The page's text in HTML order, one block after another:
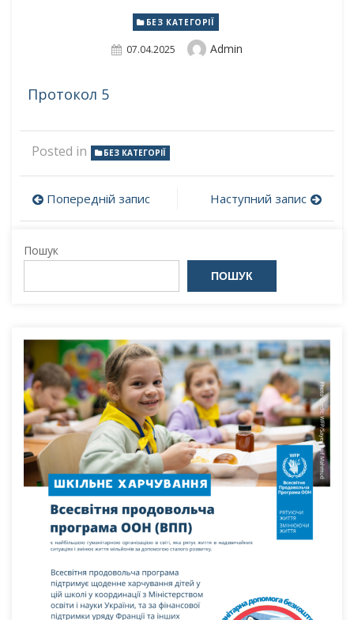
БЕЗ КАТЕГОРІЇ
Posted
07.04.2025 Author
Admin
Протокол 5
Posted in БЕЗ КАТЕГОРІЇ
Навігація
записів
Попередній запис Наступний запис
Пошук
ПОШУК